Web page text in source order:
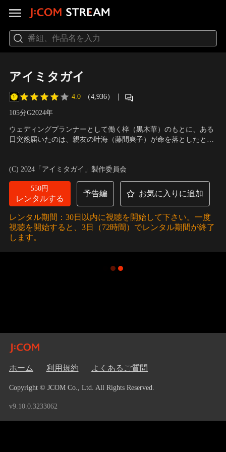
アイミタガイ
4.0 （4,936） ｜
105分G2024年
ウェディングプランナーとして働く梓（黒木華）のもとに、ある
日突然届いたのは、親友の叶海（藤間爽子）が命を落としたとい
ジを送り続ける。同じ頃、叶海の両親の朋子（西田尚美）と優作
（田口トモロヲ）は…。
(C) 2024「アイミタガイ」製作委員会
550円
レンタルする
予告編 お気に入りに追加
レンタル期間：30日以内に視聴を開始して下さい。一度
視聴を開始すると、3日（72時間）でレンタル期間が終了
します。
ホーム 利用規約 よくあるご質問
Copyright © JCOM Co., Ltd. All Rights Reserved.
v9.10.0.3233062